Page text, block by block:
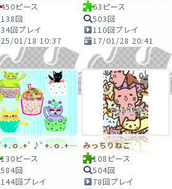
450ピース
138回
34回プレイ
25/01/18 10:37
63ピース
503回
110回プレイ
17/01/28 20:41
♪ﾟ+.ｏ.+ﾟ♪ﾟ+.ｏ.+ﾟ♪
130ピース
584回
144回プレイ
みっちりねこ
108ピース
504回
78回プレイ